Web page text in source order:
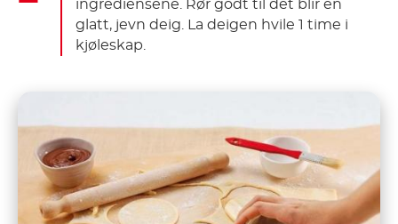
ingrediensene. Rør godt til det blir en
glatt, jevn deig. La deigen hvile 1 time i
kjøleskap.